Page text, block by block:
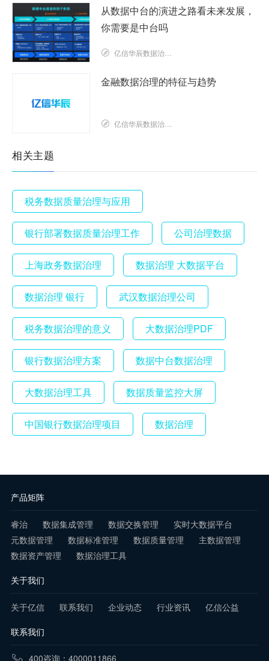
从数据中台的演进之路看未来发展，
你需要是中台吗
亿信华辰数据治理研究院
金融数据治理的特征与趋势
亿信华辰数据治理研究院
相关主题
税务数据质量治理与应用
银行部署数据质量治理工作 公司治理数据
上海政务数据治理 数据治理 大数据平台
数据治理 银行 武汉数据治理公司
税务数据治理的意义 大数据治理PDF
银行数据治理方案 数据中台数据治理
大数据治理工具 数据质量监控大屏
中国银行数据治理项目 数据治理
产品矩阵
睿治 数据集成管理 数据交换管理
实时大数据平台
元数据管理
数据标准管理 数据质量管理
主数据管理
数据资产管理
数据治理工具
关于我们
关于亿信 联系我们 企业动态 行业资讯 亿信公益
联系我们
400咨询：4000011866